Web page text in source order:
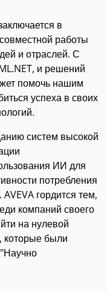
в
работы
и отраслей. С
и решений
помочь нашим
успеха в своих
систем высокой
ИИ для
потребления
гордится тем,
компаний своего
на нулевой
которые были